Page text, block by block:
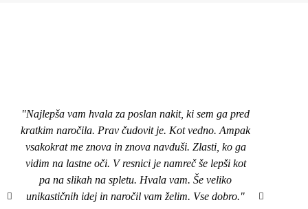
"Najlepša vam hvala za poslan nakit, ki sem ga pred
kratkim naročila. Prav čudovit je. Kot vedno. Ampak
vsakokrat me znova in znova navduši. Zlasti, ko ga
vidim na lastne oči. V resnici je namreč še lepši kot
pa na slikah na spletu. Hvala vam. Še veliko
unikastičnih idej in naročil vam želim. Vse dobro."